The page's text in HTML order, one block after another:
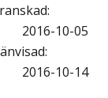
:
2016-10-05
:
2016-10-14